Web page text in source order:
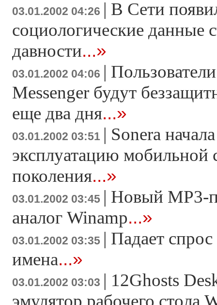
03.01.2002 04:26 | В Сети
социологические данные
давности...»
03.01.2002 04:06 |
Messenger будут
еще два дня...»
03.01.2002 03:51 | Sonera
эксплуатацию мобильной
поколения...»
03.01.2002 03:45 | Новый MP3-
аналог Winamp...»
03.01.2002 03:35 | Падает
имена...»
03.01.2002 03:03 | 12Ghosts
эмулятор рабочего стола